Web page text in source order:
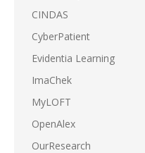
CINDAS
CyberPatient
Evidentia Learning
ImaChek
MyLOFT
OpenAlex
OurResearch